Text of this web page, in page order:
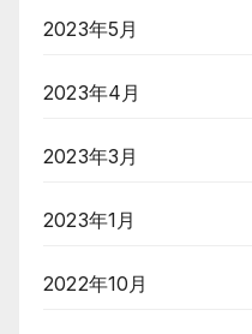
2023年5月
2023年4月
2023年3月
2023年1月
2022年10月